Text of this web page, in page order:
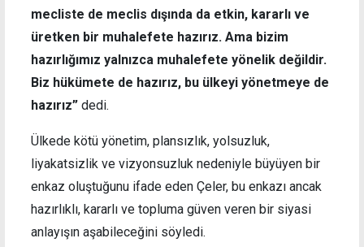
mecliste de meclis dışında da etkin, kararlı ve
üretken bir muhalefete hazırız. Ama bizim
hazırlığımız yalnızca muhalefete yönelik değildir.
Biz hükümete de hazırız, bu ülkeyi yönetmeye de
hazırız” dedi.
Ülkede kötü yönetim, plansızlık, yolsuzluk,
liyakatsizlik ve vizyonsuzluk nedeniyle büyüyen bir
enkaz oluştuğunu ifade eden Çeler, bu enkazı ancak
hazırlıklı, kararlı ve topluma güven veren bir siyasi
anlayışın aşabileceğini söyledi.